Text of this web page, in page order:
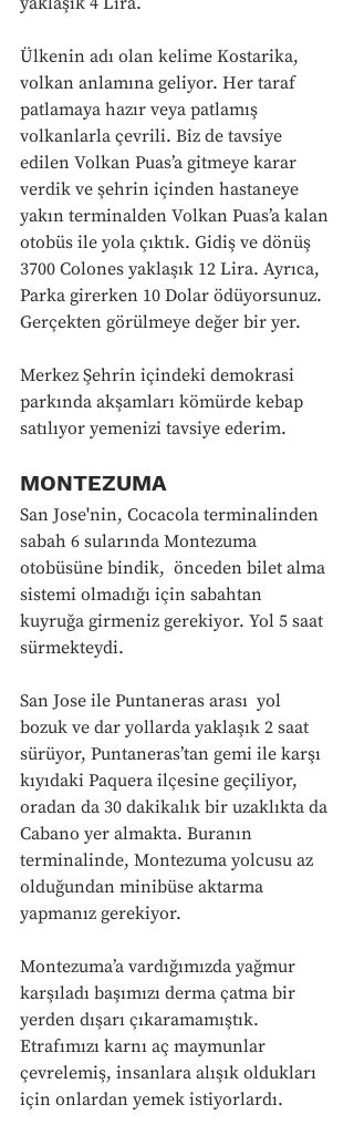
Ülkenin adı olan kelime Kostarika,
volkan anlamına geliyor. Her taraf
patlamaya hazır veya patlamış
volkanlarla çevrili. Biz de tavsiye
edilen Volkan Puas’a gitmeye karar
verdik ve şehrin içinden hastaneye
yakın terminalden Volkan Puas’a kalan
otobüs ile yola çıktık. Gidiş ve dönüş
3700 Colones yaklaşık 12 Lira. Ayrıca,
Parka girerken 10 Dolar ödüyorsunuz.
Gerçekten görülmeye değer bir yer.
Merkez Şehrin içindeki demokrasi
parkında akşamları kömürde kebap
satılıyor yemenizi tavsiye ederim.
MONTEZUMA
San Jose'nin, Cocacola terminalinden
sabah 6 sularında Montezuma
otobüsüne bindik,  önceden bilet alma
sistemi olmadığı için sabahtan
kuyruğa girmeniz gerekiyor. Yol 5 saat
sürmekteydi.
San Jose ile Puntaneras arası  yol
bozuk ve dar yollarda yaklaşık 2 saat
sürüyor, Puntaneras’tan gemi ile karşı
kıyıdaki Paquera ilçesine geçiliyor,
oradan da 30 dakikalık bir uzaklıkta da
Cabano yer almakta. Buranın
terminalinde, Montezuma yolcusu az
olduğundan minibüse aktarma
yapmanız gerekiyor.
Montezuma’a vardığımızda yağmur
karşıladı başımızı derma çatma bir
yerden dışarı çıkaramamıştık.
Etrafımızı karnı aç maymunlar
çevrelemiş, insanlara alışık oldukları
için onlardan yemek istiyorlardı.